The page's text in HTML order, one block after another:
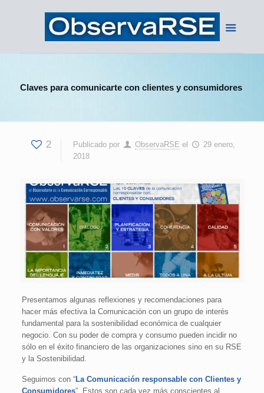
Claves para comunicarte con clientes y consumidores
2 Publicado por ObservaRSE el
29 enero,
2018
Presentamos algunas reflexiones y recomendaciones para
hacer más efectiva la Comunicación con un grupo de interés
fundamental para la sostenibilidad económica de cualquier
negocio. Con su poder de compra y consumo pueden incidir no
sólo en el éxito financiero de las organizaciones sino en su RSE
y la Sostenibilidad.
Seguimos con “La Comunicación responsable con Clientes y
Consumidores”. Estos son cada vez más conscientes al